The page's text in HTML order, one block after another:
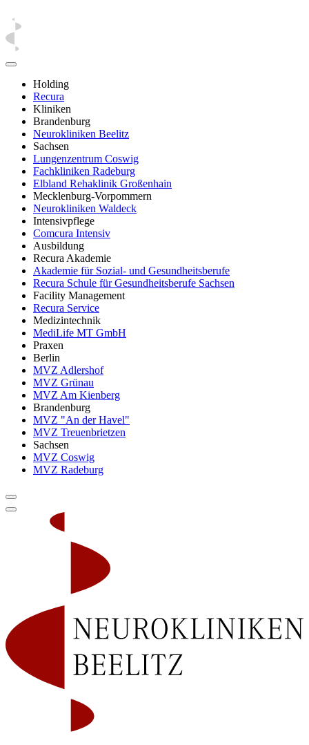
Holding
Recura
Kliniken
Brandenburg
Neurokliniken Beelitz
Sachsen
Lungenzentrum Coswig
Fachkliniken Radeburg
Elbland Rehaklinik Großenhain
Mecklenburg-Vorpommern
Neurokliniken Waldeck
Intensivpflege
Comcura Intensiv
Ausbildung
Recura Akademie
Akademie für Sozial- und Gesundheitsberufe
Recura Schule für Gesundheitsberufe Sachsen
Facility Management
Recura Service
Medizintechnik
MediLife MT GmbH
Praxen
Berlin
MVZ Adlershof
MVZ Grünau
MVZ Am Kienberg
Brandenburg
MVZ "An der Havel"
MVZ Treuenbrietzen
Sachsen
MVZ Coswig
MVZ Radeburg